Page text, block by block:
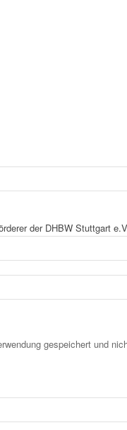
der DHBW Stuttgart
gespeichert und